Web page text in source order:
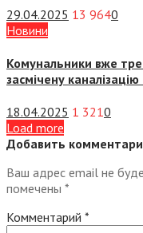
29.04.2025 13 9640
Новини
Комунальники вже
засмічену
18.04.2025 1 3210
Load more
Добавить
Ваш адрес email не
помечены *
Комментарий *